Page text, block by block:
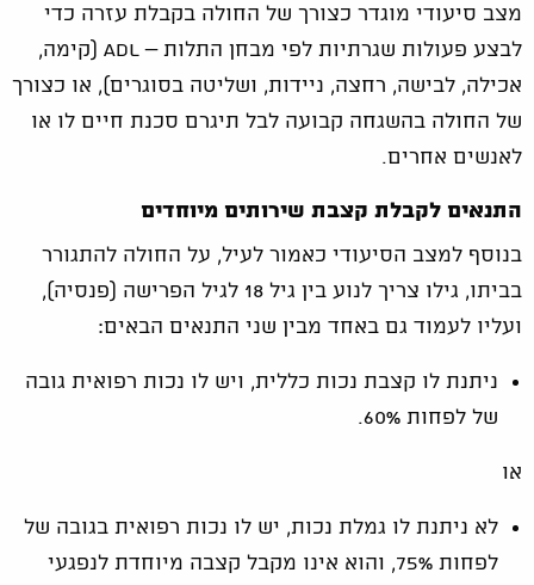
מצב סיעודי מוגדר כצורך של החולה בקבלת עזרה כדי
לבצע פעולות שגרתיות לפי מבחן התלות – ADL (קימה,
אכילה, לבישה, רחצה, ניידות, ושליטה בסוגרים), או כצורך
של החולה בהשגחה קבועה לבל תיגרם סכנת חיים לו או
לאנשים אחרים.
התנאים לקבלת קצבת שירותים מיוחדים
בנוסף למצב הסיעודי כאמור לעיל, על החולה להתגורר
בביתו, גילו צריך לנוע בין גיל 18 לגיל הפרישה (פנסיה),
ועליו לעמוד גם באחד מבין שני התנאים הבאים:
ניתנת לו קצבת נכות כללית, ויש לו נכות רפואית גובה
של לפחות 60%.
או
לא ניתנת לו גמלת נכות, יש לו נכות רפואית בגובה של
לפחות 75%, והוא אינו מקבל קצבה מיוחדת לנפגעי